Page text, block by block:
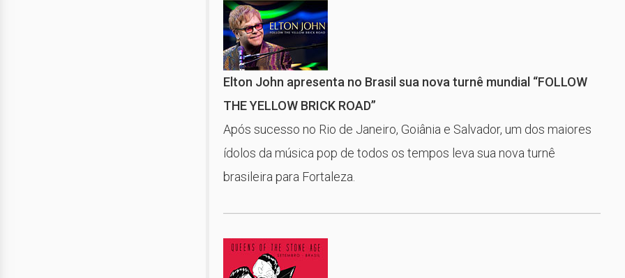
Elton John apresenta no Brasil sua nova turnê mundial “FOLLOW
THE YELLOW BRICK ROAD”
Após sucesso no Rio de Janeiro, Goiânia e Salvador, um dos maiores
ídolos da música pop de todos os tempos leva sua nova turnê
brasileira para Fortaleza.